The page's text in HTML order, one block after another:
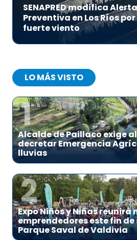
SENAPRED modifica
Preventiva en Los Ríos
fuerte viento
LO MÁS VISTO
1
Alcalde de Paillaco exige
decretar Emergencia
lluvias
2
Expo Niños y Niñas reunirá
emprendedores este fin de
Parque Saval de Valdivia